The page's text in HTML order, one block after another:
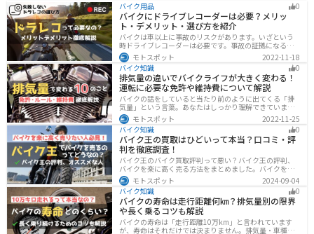
バイク用品 0
バイクにドライブレコーダーは必要？メリッ
ト・デメリット・選び方を紹介
バイクは車以上に事故のリスクがあります。いざという
時ドライブレコーダーは必要です。事故の証拠になるの
はもちろん、ツーリングの記録など多数のメリットがあ
ります。ドライブレコーダーのメリットデメリット、選
び方についてまとめました。付けようか悩んでいる人は
参考にしてください。
モトスポット
2022-11-18
バイク知識
0
排気量の違いでバイクライフが大きく変わる！
運転に必要な免許や維持費について解説
バイクの話をしていると当たり前のように出てくる「排
気量」という言葉。あなたはしっかり理解できています
か？ バイクはクルマと違い、排気量によって必要な免
許・走れる道路の区分・車検の有無などが細かく変わっ
てきます。これらはバイクライフに大きく関わるもので
すので、正しく理解しておきましょう。
モトスポット
2022-11-25
バイク知識
0
バイク王の買取はひどいって本当？口コミ・評
判を徹底調査！
バイク王のバイク買取評判って悪い？バイク王の評判、
バイクを楽に高く売る方法をまとめました。バイクを売
却しようと考えている方は、是非参考にしてください。
モトスポット
2024-09-04
バイク知識
0
バイクの寿命は走行距離何㎞？排気量別の限界
や長く乗るコツも解説
バイクの寿命は「走行距離10万km」と言われています
が、寿命はそれだけでは決まりません。排気量・車種・